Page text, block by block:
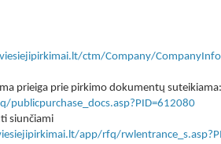
ctm/Company/
prieiga prie pirkimo dokumentų suteikiama:
siunčiami
app/rfq/